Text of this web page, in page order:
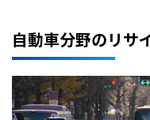
自動車分野のリサ